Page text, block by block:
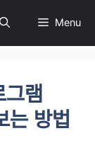
Menu
램
방법